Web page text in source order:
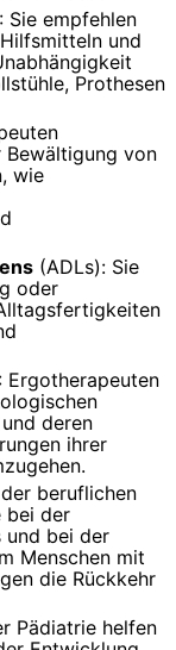
: Sie empfehlen
und
Prothesen
Bewältigung von
wie
(ADLs): Sie
oder
: Ergotherapeuten
deren
ihrer
beruflichen
bei der
und bei der
Menschen mit
die Rückkehr
Pädiatrie helfen